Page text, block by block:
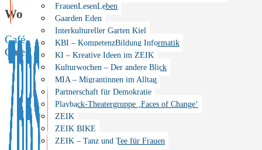
FrauenLesenLeben
Gaarden Eden
Interkultureller Garten Kiel
KBI – KompetenzBildung Informatik
KI – Kreative Ideen im ZEIK
Kulturwochen – Der andere Blick
MIA – Migrantinnen im Alltag
Partnerschaft für Demokratie
Playback-Theatergruppe ‚Faces of Change‘
ZEIK
ZEIK BIKE
ZEIK – Tanz und Tee für Frauen
Wo
Café Godot
Gutenbergstr. 18, Kiel, Schleswig-Holstein, 24118